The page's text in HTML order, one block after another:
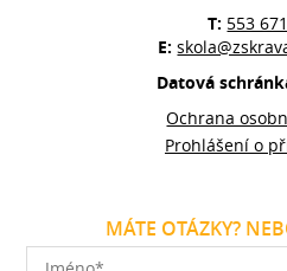
T: 553
E:
Datová
Ochrana
Prohlášení o
MÁTE OTÁZKY?